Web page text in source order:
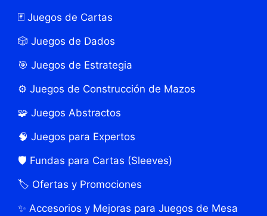
🃏 Juegos de Cartas
🎲 Juegos de Dados
🎯 Juegos de Estrategia
⚙️ Juegos de Construcción de Mazos
🧩 Juegos Abstractos
🧠 Juegos para Expertos
🛡️ Fundas para Cartas (Sleeves)
🏷️ Ofertas y Promociones
✨ Accesorios y Mejoras para Juegos de Mesa